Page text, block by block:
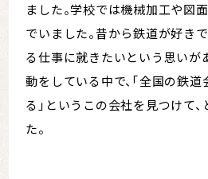
ました。学校では機械加工や図
でいました。昔から鉄道が好き
る仕事に就きたいという思いが
動をしている中で、「全国の鉄
る」というこの会社を見つけて
た。